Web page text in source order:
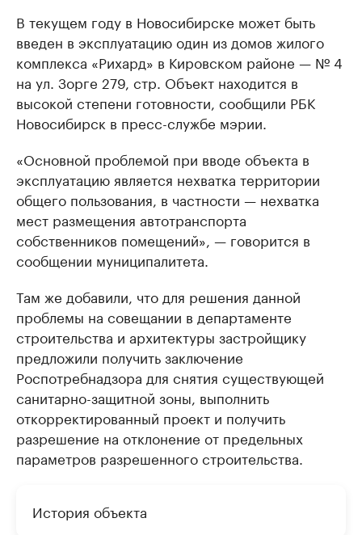
В текущем году в Новосибирске может быть
введен в эксплуатацию один из домов жилого
комплекса «Рихард» в Кировском районе — № 4
на ул. Зорге 279, стр. Объект находится в
высокой степени готовности, сообщили РБК
Новосибирск в пресс-службе мэрии.
«Основной проблемой при вводе объекта в
эксплуатацию является нехватка территории
общего пользования, в частности — нехватка
мест размещения автотранспорта
собственников помещений», — говорится в
сообщении муниципалитета.
Там же добавили, что для решения данной
проблемы на совещании в департаменте
строительства и архитектуры застройщику
предложили получить заключение
Роспотребнадзора для снятия существующей
санитарно-защитной зоны, выполнить
откорректированный проект и получить
разрешение на отклонение от предельных
параметров разрешенного строительства.
История объекта